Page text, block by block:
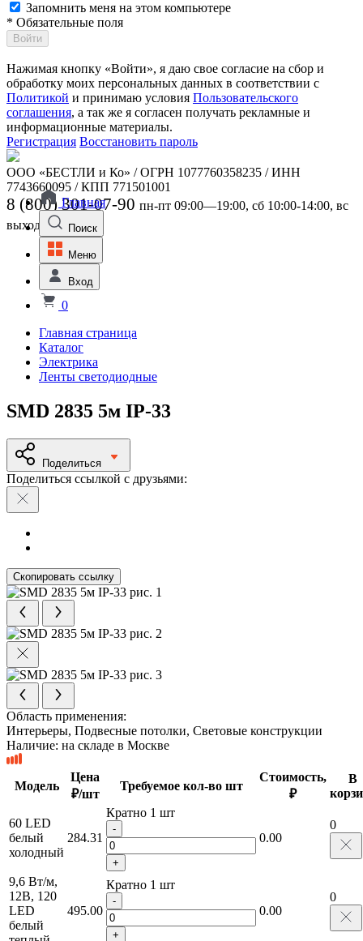
Запомнить меня на этом компьютере
* Обязательные поля
Войти
Нажимая кнопку «Войти», я даю свое согласие на сбор и
обработку моих персональных данных в соответствии с
Политикой и принимаю условия Пользовательского
соглашения, а так же я согласен получать рекламные и
информационные материалы.
Регистрация Восстановить пароль
ООО «БЕСТЛИ и Ко» / ОГРН 1077760358235 / ИНН
7743660095 / КПП 771501001
8 (800) 301-07-90 пн-пт 09:00—19:00, сб 10:00-14:00, вс
выходной
Главная
Поиск
Меню
Вход
0
Главная страница
Каталог
Электрика
Ленты светодиодные
SMD 2835 5м IP-33
Поделиться
Поделиться ссылкой с друзьями:
Скопировать ссылку
Область применения:
Интерьеры, Подвесные потолки, Световые конструкции
Наличие: на складе в Москве
Модель
Цена
₽/шт
Требуемое кол-во шт
Стоимость,
₽
В
60 LED
белый
холодный
284.31
Кратно 1 шт
-
+
0.00
0
9,6 Вт/м,
12В, 120
LED
белый
495.00
Кратно 1 шт
-
+
0.00
0